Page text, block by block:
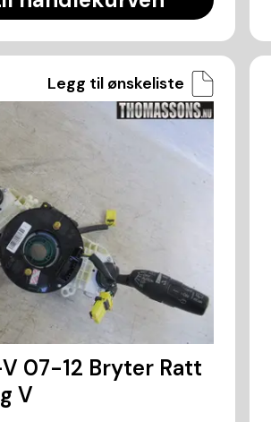
Legg til ønskeliste
07-12 Bryter Ratt
V